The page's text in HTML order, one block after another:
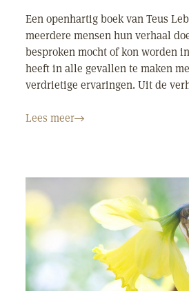
Een openhartig boek van Teus
meerdere mensen hun verhaal
besproken mocht of kon worden
heeft in alle gevallen te maken
verdrietige ervaringen. Uit de
Lees meer